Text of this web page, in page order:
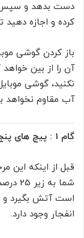
کرده و اجازه دهید تا بدون
آن را از بین
نکنید، گوشی
آب مقاوم نخواهد
گام 1 : پیچ های پنج پر (پنتالوب)
شما
است آتش بگیرد و
انفجار وجود دارد.